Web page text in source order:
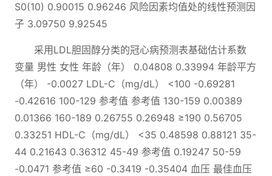
S0(10) 0.90015 0.96246 风险因素均值处的线性预测因
子 3.09750 9.92545
采用LDL胆固醇分类的冠心病预测表基础估计系数
变量 男性 女性 年龄（年） 0.04808 0.33994 年龄平方
（年） -0.0027 LDL-C（mg/dL） <100 -0.69281
-0.42616 100-129 参考值 参考值 130-159 0.00389
0.01366 160-189 0.26755 0.26948 ≥190 0.56705
0.33251 HDL-C（mg/dL） <35 0.48598 0.88121 35-
44 0.21643 0.36312 45-49 参考值 0.19247 50-59
-0.0471 参考值 ≥60 -0.3419 -0.35404 血压 最佳血压